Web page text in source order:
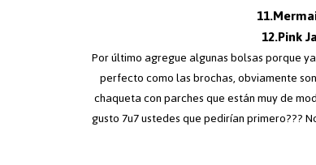
12.Pink
Por último agregue algunas bolsas porque
perfecto como las brochas, obviamente
chaqueta con parches que están muy de
gusto 7u7 ustedes que pedirían primero???